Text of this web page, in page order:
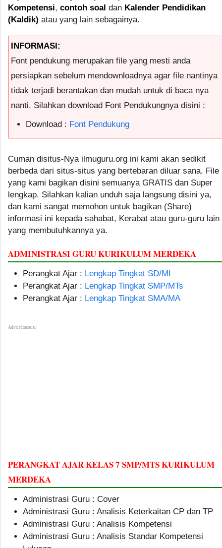
Kompetensi, contoh soal dan Kalender Pendidikan
(Kaldik) atau yang lain sebagainya.
INFORMASI:
Font pendukung merupakan file yang mesti anda
persiapkan sebelum mendownloadnya agar file nantinya
tidak terjadi berantakan dan mudah untuk di baca nya
nanti. Silahkan download Font Pendukungnya disini :
Download : Font Pendukung
Cuman disitus-Nya ilmuguru.org ini kami akan sedikit
berbeda dari situs-situs yang bertebaran diluar sana. File
yang kami bagikan disini semuanya GRATIS dan Super
lengkap. Silahkan kalian unduh saja langsung disini ya,
dan kami sangat memohon untuk bagikan (Share)
informasi ini kepada sahabat, Kerabat atau guru-guru lain
yang membutuhkannya ya.
ADMINISTRASI GURU KURIKULUM MERDEKA
Perangkat Ajar : Lengkap Tingkat SD/MI
Perangkat Ajar : Lengkap Tingkat SMP/MTs
Perangkat Ajar : Lengkap Tingkat SMA/MA
Advertismen
PERANGKAT AJAR KELAS 7 SMP/MTS KURIKULUM
MERDEKA
Administrasi Guru : Cover
Administrasi Guru : Analisis Keterkaitan CP dan TP
Administrasi Guru : Analisis Kompetensi
Administrasi Guru : Analisis Standar Kompetensi